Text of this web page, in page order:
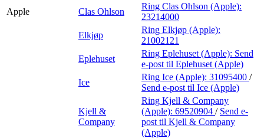
Apple
Clas Ohlson
Ring Clas Ohlson (Apple):
23214000
Elkjøp
Ring Elkjøp (Apple):
21002121
Eplehuset
Ring Eplehuset (Apple): Send
e-post til Eplehuset (Apple)
Ice
Ring Ice (Apple): 31095400 /
Send e-post til Ice (Apple)
Kjell &
Company
Ring Kjell & Company
(Apple): 69520904 / Send e-
post til Kjell & Company
(Apple)